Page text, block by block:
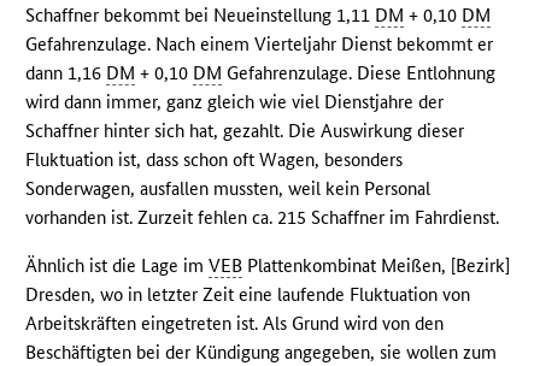
Schaffner bekommt bei Neueinstellung 1,11 DM + 0,10 DM
Gefahrenzulage. Nach einem Vierteljahr Dienst bekommt er
dann 1,16 DM + 0,10 DM Gefahrenzulage. Diese Entlohnung
wird dann immer, ganz gleich wie viel Dienstjahre der
Schaffner hinter sich hat, gezahlt. Die Auswirkung dieser
Fluktuation ist, dass schon oft Wagen, besonders
Sonderwagen, ausfallen mussten, weil kein Personal
vorhanden ist. Zurzeit fehlen ca. 215 Schaffner im Fahrdienst.
Ähnlich ist die Lage imVEB Plattenkombinat Meißen, [Bezirk]
Dresden, wo in letzter Zeit eine laufende Fluktuation von
Arbeitskräften eingetreten ist. Als Grund wird von den
Beschäftigten bei der Kündigung angegeben, sie wollen zum